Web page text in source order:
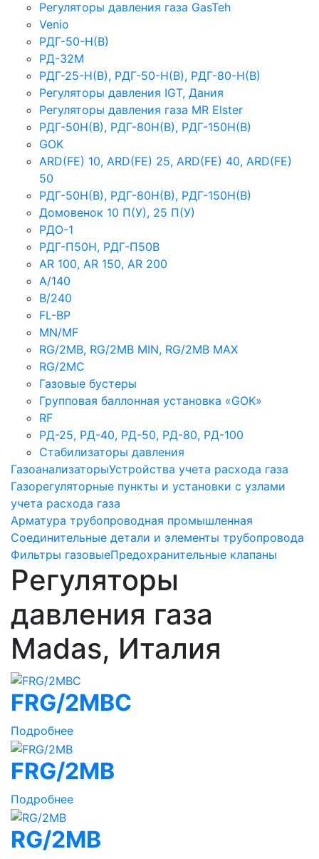
Регуляторы давления газа GasTeh
Venio
РДГ-50-Н(В)
РД-32М
РДГ-25-Н(В), РДГ-50-Н(В), РДГ-80-Н(В)
Регуляторы давления IGT, Дания
Регуляторы давления газа MR Elster
РДГ-50Н(В), РДГ-80Н(В), РДГ-150Н(В)
GOK
ARD(FE) 10, ARD(FE) 25, ARD(FE) 40, ARD(FE)
50
РДГ-50Н(В), РДГ-80Н(В), РДГ-150Н(В)
Домовенок 10 П(У), 25 П(У)
РДО-1
РДГ-П50Н, РДГ-П50В
AR 100, AR 150, AR 200
A/140
B/240
FL-BP
MN/MF
RG/2MB, RG/2MB MIN, RG/2MB MAX
RG/2MC
Газовые бустеры
Групповая баллонная установка «GOK»
RF
РД-25, РД-40, РД-50, РД-80, РД-100
Стабилизаторы давления
ГазоанализаторыУстройства учета расхода газа
Газорегуляторные пункты и установки с узлами
учета расхода газа
Арматура трубопроводная промышленная
Соединительные детали и элементы трубопровода
Фильтры газовыеПредохранительные клапаны
Регуляторы
давления газа
Madas, Италия
FRG/2MBC
Подробнее
FRG/2MB
Подробнее
RG/2MB